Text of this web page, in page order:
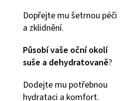
Dopřejte mu šetrnou péči
a zklidnění.
Působí vaše oční okolí
suše a dehydratovaně?
Dodejte mu potřebnou
hydrataci a komfort.